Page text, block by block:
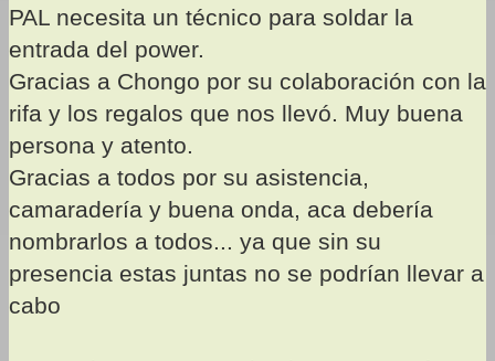
PAL necesita un técnico para soldar la
entrada del power.
Gracias a Chongo por su colaboración con la
rifa y los regalos que nos llevó. Muy buena
persona y atento.
Gracias a todos por su asistencia,
camaradería y buena onda, aca debería
nombrarlos a todos... ya que sin su
presencia estas juntas no se podrían llevar a
cabo